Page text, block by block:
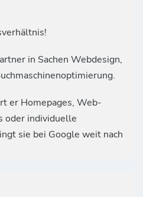
in Sachen Webdesign,
er Homepages, Web-
oder individuelle
sie bei Google weit nach